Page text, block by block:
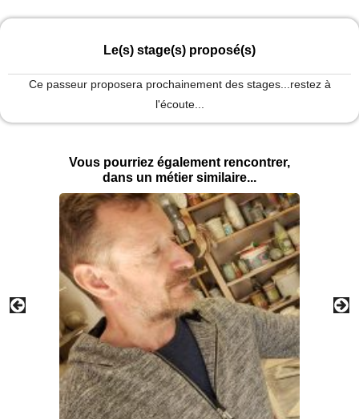
Le(s) stage(s) proposé(s)
Ce passeur proposera prochainement des stages...restez à
l'écoute...
Vous pourriez également rencontrer,
dans un métier similaire...